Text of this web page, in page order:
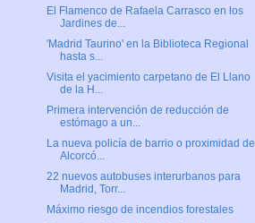
El Flamenco de Rafaela Carrasco en los
Jardines de...
'Madrid Taurino' en la Biblioteca Regional
hasta s...
Visita el yacimiento carpetano de El Llano
de la H...
Primera intervención de reducción de
estómago a un...
La nueva policía de barrio o proximidad de
Alcorcó...
22 nuevos autobuses interurbanos para
Madrid, Torr...
Máximo riesgo de incendios forestales